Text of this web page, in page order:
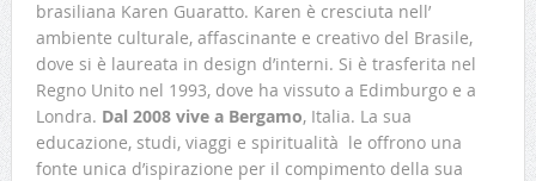
brasiliana Karen Guaratto. Karen è cresciuta nell’
ambiente culturale, affascinante e creativo del Brasile,
dove si è laureata in design d’interni. Si è trasferita nel
Regno Unito nel 1993, dove ha vissuto a Edimburgo e a
Londra. Dal 2008 vive a Bergamo, Italia. La sua
educazione, studi, viaggi e spiritualità le offrono una
fonte unica d’ispirazione per il compimento della sua